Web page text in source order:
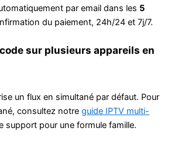
par email dans les 5
du paiement, 24h/24 et 7j/7.
sur plusieurs appareils en
un flux en simultané par défaut. Pour
consultez notre guide IPTV multi-
support pour une formule famille.